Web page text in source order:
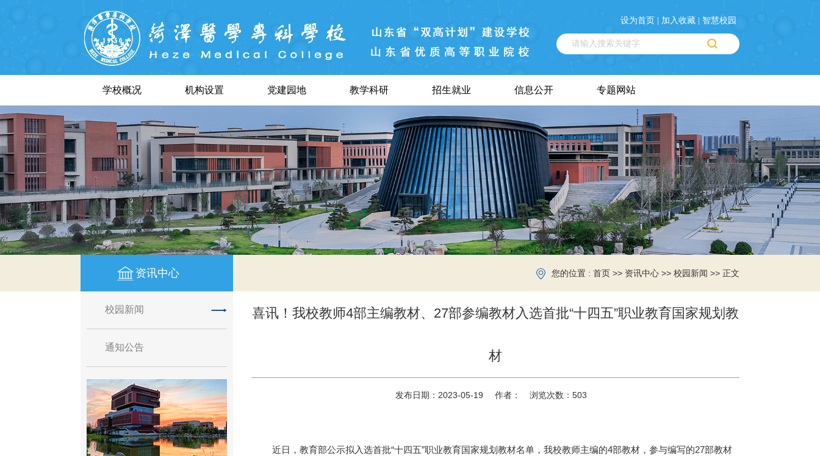
设为首页 | 加入收藏 | 智慧校园
学校概况 机构设置 党建园地 教学科研 招生就业 信息公开 专题网站
资讯中心
校园新闻
通知公告
您的位置 : 首页 >> 资讯中心 >> 校园新闻 >> 正文
喜讯！我校教师4部主编教材、27部参编教材入选首批“十四五”职业教育国家规划教
材
发布日期：2023-05-19 作者： 浏览次数： 503
近日，教育部公示拟入选首批“十四五”职业教育国家规划教材名单，我校教师主编的4部教材，参与编写的27部教材